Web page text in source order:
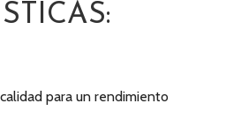
para un rendimiento